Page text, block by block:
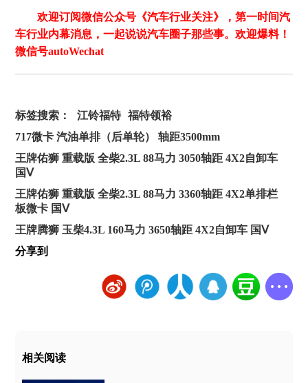
欢迎订阅微信公众号《汽车行业关注》，第一时间汽
车行业内幕消息，一起说说汽车圈子那些事。欢迎爆料！
微信号autoWechat
标签搜索： 江铃福特 福特领裕
717微卡 汽油单排（后单轮） 轴距3500mm
王牌佑狮 重载版 全柴2.3L 88马力 3050轴距 4X2自卸车
国Ⅴ
王牌佑狮 重载版 全柴2.3L 88马力 3360轴距 4X2单排栏
板微卡 国Ⅴ
王牌腾狮 玉柴4.3L 160马力 3650轴距 4X2自卸车 国Ⅴ
分享到
相关阅读